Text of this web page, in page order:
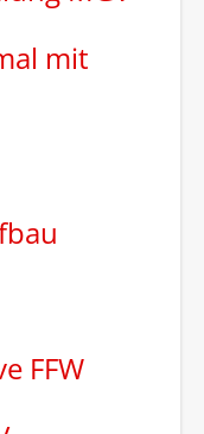
mit
FFW